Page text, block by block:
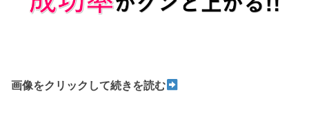
画像をクリックして続きを読む